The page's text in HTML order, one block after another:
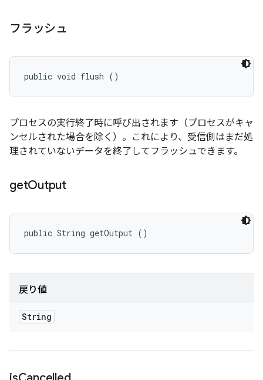
フラッシュ
public void flush ()
プロセスの実行終了時に呼び出されます（プロセスがキャ
ンセルされた場合を除く）。これにより、受信側はまだ処
理されていないデータを終了してフラッシュできます。
getOutput
public String getOutput ()
戻り値
String